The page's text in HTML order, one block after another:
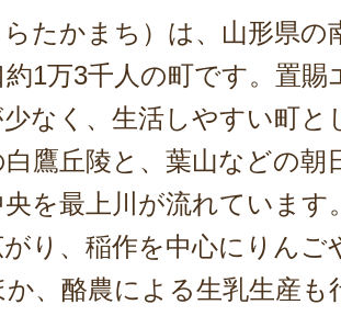
たかまち）は、山形県の
1万3千人の町です。置
なく、生活しやすい町と
鷹丘陵と、葉山などの朝
を最上川が流れています
がり、稲作を中心にりん
、酪農による生乳生産